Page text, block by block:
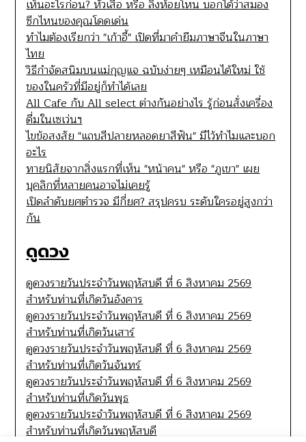
เห็นอะไรก่อน? หัวเสือ หรือ ลิงห้อยโหน บอกได้ว่าสมอง
ซีกไหนของคุณโดดเด่น
ทำไมต้องเรียกว่า "เก้าอี้" เปิดที่มาคำยืมภาษาจีนในภาษา
ไทย
วิธีกำจัดสนิมบนแม่กุญแจ ฉบับง่ายๆ เหมือนได้ใหม่ ใช้
ของในครัวที่มีอยู่ก็ทำได้เลย
All Cafe กับ All select ต่างกันอย่างไร รู้ก่อนสั่งเครื่อง
ดื่มในเซเว่นฯ
ไขข้อสงสัย "แถบสีปลายหลอดยาสีฟัน" มีไว้ทำไมและบอก
อะไร
ทายนิสัยจากสิ่งแรกที่เห็น "หน้าคน" หรือ "ภูเขา" เผย
บุคลิกที่หลายคนอาจไม่เคยรู้
เปิดลำดับยศตำรวจ มีกี่ยศ? สรุปครบ ระดับใครอยู่สูงกว่า
กัน
ดูดวง
ดูดวงรายวันประจำวันพฤหัสบดี ที่ 6 สิงหาคม 2569
สำหรับท่านที่เกิดวันอังคาร
ดูดวงรายวันประจำวันพฤหัสบดี ที่ 6 สิงหาคม 2569
สำหรับท่านที่เกิดวันเสาร์
ดูดวงรายวันประจำวันพฤหัสบดี ที่ 6 สิงหาคม 2569
สำหรับท่านที่เกิดวันจันทร์
ดูดวงรายวันประจำวันพฤหัสบดี ที่ 6 สิงหาคม 2569
สำหรับท่านที่เกิดวันพุธ
ดูดวงรายวันประจำวันพฤหัสบดี ที่ 6 สิงหาคม 2569
สำหรับท่านที่เกิดวันพฤหัสบดี